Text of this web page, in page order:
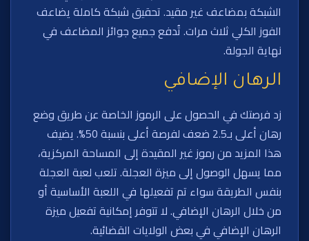
الشبكة بمضاعف غير مقيد. تحقيق شبكة كاملة يضاعف
الفوز الكلي ثلاث مرات. تُدفع جميع جوائز المضاعف في
نهاية الجولة.
الرهان الإضافي
زد فرصتك في الحصول على الرموز الخاصة عن طريق وضع
رهان أعلى بـ2.5 ضعف لفرصة أعلى بنسبة 50%. يضيف
هذا المزيد من رموز غير المقيدة إلى المساحة المركزية،
مما يسهل الوصول إلى ميزة العجلة. تلعب لعبة العجلة
بنفس الطريقة سواء تم تفعيلها في اللعبة الأساسية أو
من خلال الرهان الإضافي. لا تتوفر إمكانية تفعيل ميزة
الرهان الإضافي في بعض الولايات القضائية.